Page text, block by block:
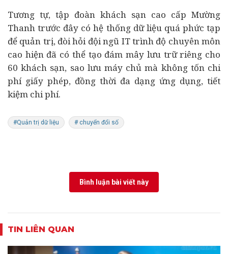
Tương tự, tập đoàn khách sạn cao cấp Mường
Thanh trước đây có hệ thống dữ liệu quá phức tạp
để quản trị, đòi hỏi đội ngũ IT trình độ chuyên môn
cao hiện đã có thể tạo đám mây lưu trữ riêng cho
60 khách sạn, sao lưu máy chủ mà không tốn chi
phí giấy phép, đồng thời đa dạng ứng dụng, tiết
kiệm chi phí.
#Quản trị dữ liệu # chuyển đổi số
Bình luận bài viết này
TIN LIÊN QUAN